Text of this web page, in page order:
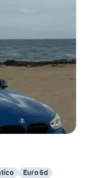
Euro 6d